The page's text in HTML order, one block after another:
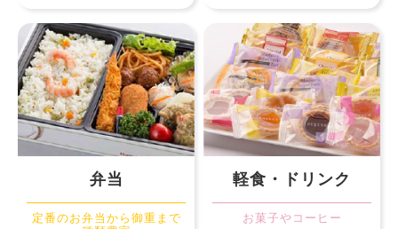
弁当
定番のお弁当から御重まで
軽食・ドリンク
お菓子やコーヒー